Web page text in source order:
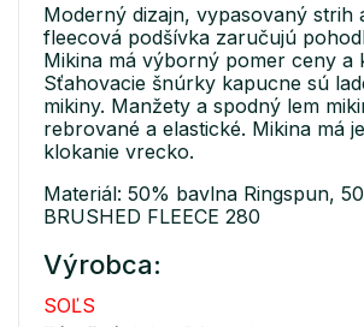
Moderný dizajn, vypasovaný strih
fleecová podšívka zaručujú
Mikina má výborný pomer ceny a
Sťahovacie šnúrky kapucne sú
mikiny. Manžety a spodný lem
rebrované a elastické. Mikina má
klokanie vrecko.
Materiál: 50% bavlna Ringspun,
BRUSHED FLEECE 280
Výrobca:
SOĽS